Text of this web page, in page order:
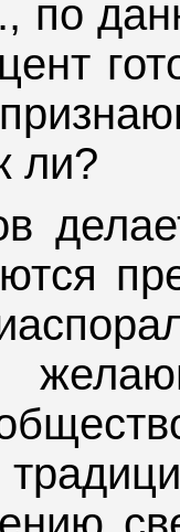
ли?